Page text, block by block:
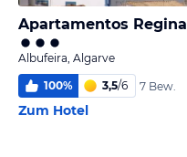
Apartamentos Regina
Albufeira, Algarve
100% 3,5/6 7 Bew.
Zum Hotel